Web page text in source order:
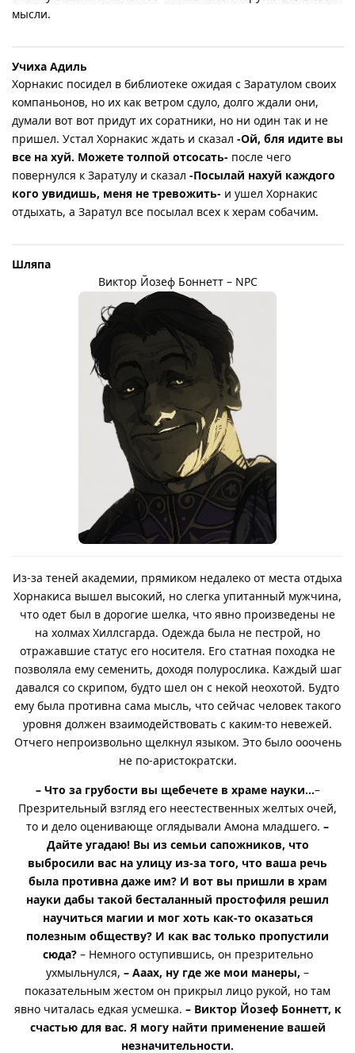
мысли.
Учиха Адиль
Хорнакис посидел в библиотеке ожидая с Заратулом своих
компаньонов, но их как ветром сдуло, долго ждали они,
думали вот вот придут их соратники, но ни один так и не
пришел. Устал Хорнакис ждать и сказал -Ой, бля идите вы
все на хуй. Можете толпой отсосать- после чего
повернулся к Заратулу и сказал -Посылай нахуй каждого
кого увидишь, меня не тревожить- и ушел Хорнакис
отдыхать, а Заратул все посылал всех к херам собачим.
Шляпа
Виктор Йозеф Боннетт – NPC
Из-за теней академии, прямиком недалеко от места отдыха
Хорнакиса вышел высокий, но слегка упитанный мужчина,
что одет был в дорогие шелка, что явно произведены не
на холмах Хиллсгарда. Одежда была не пестрой, но
отражавшие статус его носителя. Его статная походка не
позволяла ему семенить, доходя полурослика. Каждый шаг
давался со скрипом, будто шел он с некой неохотой. Будто
ему была противна сама мысль, что сейчас человек такого
уровня должен взаимодействовать с каким-то невежей.
Отчего непроизвольно щелкнул языком. Это было ооочень
не по-аристократcки.
– Что за грубости вы щебечете в храме науки…–
Презрительный взгляд его неестественных желтых очей,
то и дело оценивающе оглядывали Амона младшего. –
Дайте угадаю! Вы из семьи сапожников, что
выбросили вас на улицу из-за того, что ваша речь
была противна даже им? И вот вы пришли в храм
науки дабы такой бесталанный простофиля решил
научиться магии и мог хоть как-то оказаться
полезным обществу? И как вас только пропустили
сюда?– Немного оступившись, он презрительно
ухмыльнулся, – Ааах, ну где же мои манеры, –
показательным жестом он прикрыл лицо рукой, но там
явно читалась едкая усмешка. – Виктор Йозеф Боннетт, к
счастью для вас. Я могу найти применение вашей
незначительности.